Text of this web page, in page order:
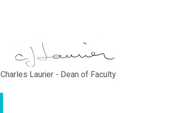
Charles Laurier - Dean of Faculty